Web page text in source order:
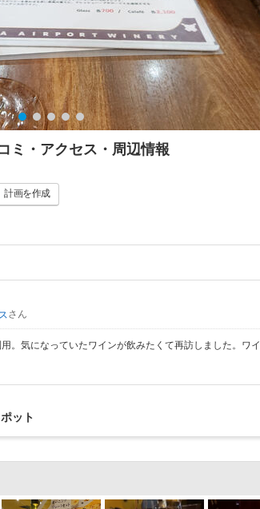
ミ・アクセス・周辺情報
計画を作成
さん
。気になっていたワインが飲みたくて再訪しました。ワ
ット